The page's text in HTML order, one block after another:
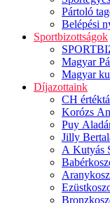
Pártoló
Belépési
Sportbizottságok
Magyar
Magyar
Díjazottaink
CH
Korózs
Puy
Jilly
A Kutyás